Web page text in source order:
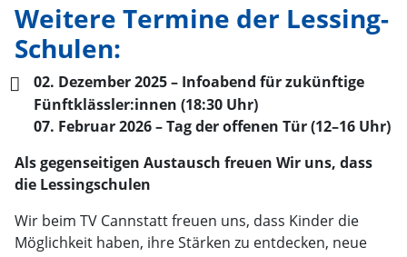
Weitere Termine der Lessing-
Schulen:
02. Dezember 2025 – Infoabend für zukünftige
Fünftklässler:innen (18:30 Uhr)
07. Februar 2026 – Tag der offenen Tür (12–16 Uhr)
Als gegenseitigen Austausch freuen Wir uns, dass
die Lessingschulen
Wir beim TV Cannstatt freuen uns, dass Kinder die
Möglichkeit haben, ihre Stärken zu entdecken, neue